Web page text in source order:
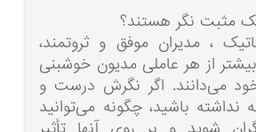
مثبت نگر هستند؟
، مدیران موفق و ثروتمند،
از هر عاملی مدیون خوشبنی
می‌دانند. اگر نگرش درست و
نداشته باشید، چگونه می‌توانید